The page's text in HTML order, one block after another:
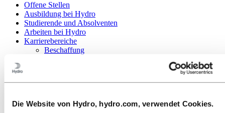
Die Website von Hydro, hydro.com, verwendet Cookies.
Offene Stellen
Ausbildung bei Hydro
Studierende und Absolventen
Arbeiten bei Hydro
Karrierebereiche
Beschaffung
Instandhaltung